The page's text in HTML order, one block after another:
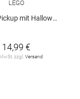
LEGO
mit Halloweenkürbis V29
14,99 €
zzgl. Versand